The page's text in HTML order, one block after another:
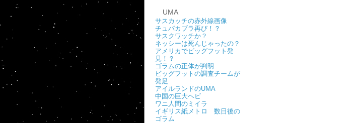
UMA
サスカッチの赤外線画像
チュパカブラ再び！？
サスクワッチか？
ネッシーは死んじゃったの？
アメリカでビッグフット発
見！？
ゴラムの正体が判明
ビッグフットの調査チームが
発足
アイルランドのUMA
中国の巨大ヘビ
ワニ人間のミイラ
イギリス紙メトロ 数日後の
ゴラム